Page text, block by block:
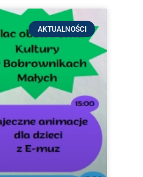
AKTUALNOŚCI